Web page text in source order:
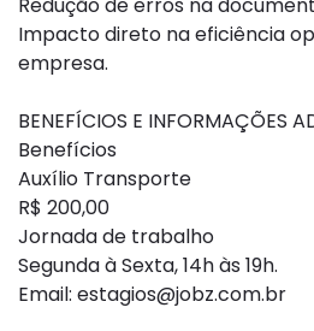
Impacto direto na eficiência
empresa.
BENEFÍCIOS E INFORMAÇÕES
Benefícios
Auxílio Transporte
R$ 200,00
Jornada de trabalho
Segunda à Sexta, 14h às 19h.
Email: estagios@jobz.com.br